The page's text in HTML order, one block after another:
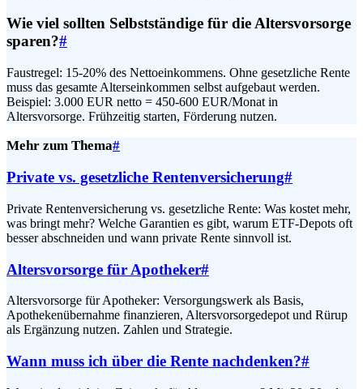
Wie viel sollten Selbstständige für die Altersvorsorge
sparen?#
Faustregel: 15-20% des Nettoeinkommens. Ohne gesetzliche Rente
muss das gesamte Alterseinkommen selbst aufgebaut werden.
Beispiel: 3.000 EUR netto = 450-600 EUR/Monat in
Altersvorsorge. Frühzeitig starten, Förderung nutzen.
Mehr zum Thema#
Private vs. gesetzliche Rentenversicherung#
Private Rentenversicherung vs. gesetzliche Rente: Was kostet mehr,
was bringt mehr? Welche Garantien es gibt, warum ETF-Depots oft
besser abschneiden und wann private Rente sinnvoll ist.
Altersvorsorge für Apotheker#
Altersvorsorge für Apotheker: Versorgungswerk als Basis,
Apothekenübernahme finanzieren, Altersvorsorgedepot und Rürup
als Ergänzung nutzen. Zahlen und Strategie.
Wann muss ich über die Rente nachdenken?#